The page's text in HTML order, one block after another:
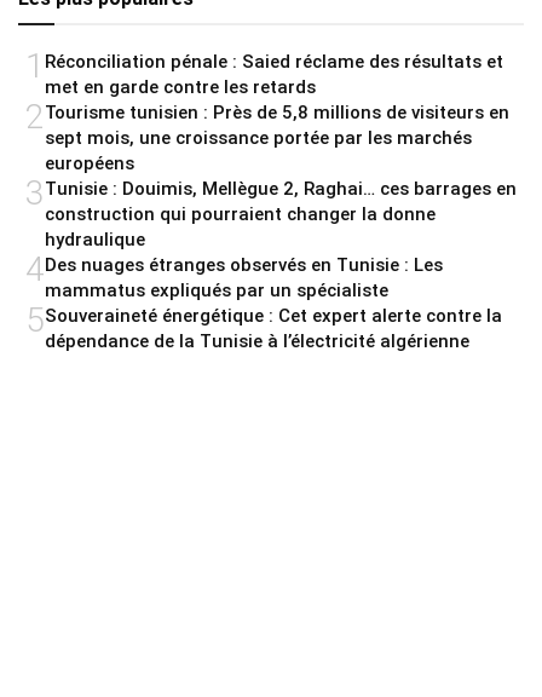
1 Réconciliation pénale : Saied réclame des résultats et
met en garde contre les retards
2Tourisme tunisien : Près de 5,8 millions de visiteurs en
sept mois, une croissance portée par les marchés
européens
3Tunisie : Douimis, Mellègue 2, Raghai… ces barrages en
construction qui pourraient changer la donne
hydraulique
4Des nuages étranges observés en Tunisie : Les
mammatus expliqués par un spécialiste
5Souveraineté énergétique : Cet expert alerte contre la
dépendance de la Tunisie à l’électricité algérienne